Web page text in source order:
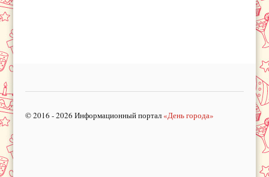
© 2016 - 2026 Информационный портал «День города»